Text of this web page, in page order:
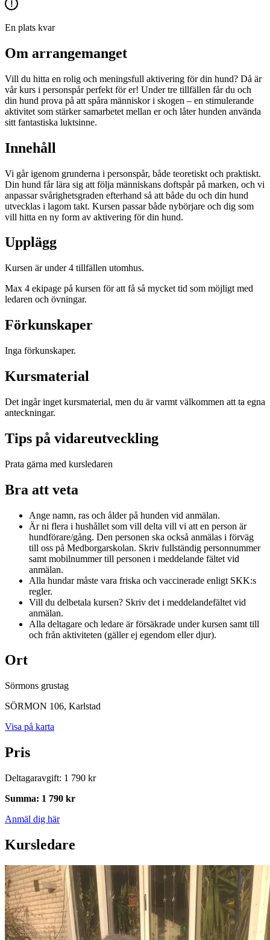
En plats kvar
Om arrangemanget
Vill du hitta en rolig och meningsfull aktivering för din hund? Då är
vår kurs i personspår perfekt för er! Under tre tillfällen får du och
din hund prova på att spåra människor i skogen – en stimulerande
aktivitet som stärker samarbetet mellan er och låter hunden använda
sitt fantastiska luktsinne.
Innehåll
Vi går igenom grunderna i personspår, både teoretiskt och praktiskt.
Din hund får lära sig att följa människans doftspår på marken, och vi
anpassar svårighetsgraden efterhand så att både du och din hund
utvecklas i lagom takt. Kursen passar både nybörjare och dig som
vill hitta en ny form av aktivering för din hund.
Upplägg
Kursen är under 4 tillfällen utomhus.
Max 4 ekipage på kursen för att få så mycket tid som möjligt med
ledaren och övningar.
Förkunskaper
Inga förkunskaper.
Kursmaterial
Det ingår inget kursmaterial, men du är varmt välkommen att ta egna
anteckningar.
Tips på vidareutveckling
Prata gärna med kursledaren
Bra att veta
Ange namn, ras och ålder på hunden vid anmälan.
Är ni flera i hushållet som vill delta vill vi att en person är
hundförare/gång. Den personen ska också anmälas i förväg
till oss på Medborgarskolan. Skriv fullständig personnummer
samt mobilnummer till personen i meddelande fältet vid
anmälan.
Alla hundar måste vara friska och vaccinerade enligt SKK:s
regler.
Vill du delbetala kursen? Skriv det i meddelandefältet vid
anmälan.
Alla deltagare och ledare är försäkrade under kursen samt till
och från aktiviteten (gäller ej egendom eller djur).
Ort
Sörmons grustag
SÖRMON 106, Karlstad
Visa på karta
Pris
Deltagaravgift: 1 790 kr
Summa: 1 790 kr
Anmäl dig här
Kursledare